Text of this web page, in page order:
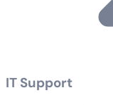
IT Support